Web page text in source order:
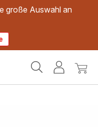
große Auswahl an
Mein
Mein